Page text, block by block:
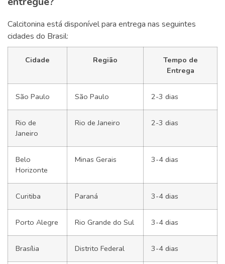
Calcitonina está disponível para entrega nas seguintes
cidades do Brasil:
Cidade Região
Tempo de
Entrega
São Paulo São Paulo 2-3 dias
Rio de
Janeiro
Rio de Janeiro 2-3 dias
Belo
Horizonte
Minas Gerais 3-4 dias
Curitiba Paraná 3-4 dias
Porto Alegre Rio Grande do Sul 3-4 dias
Brasília Distrito Federal 3-4 dias